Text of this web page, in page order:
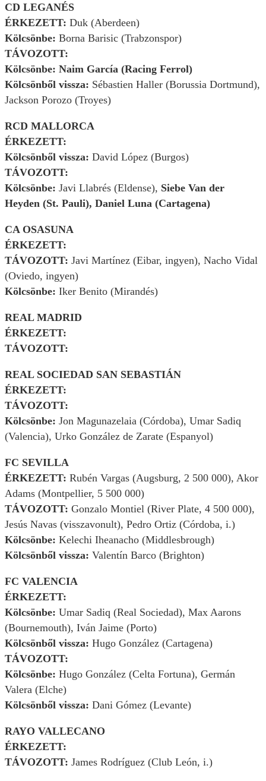
CD LEGANÉS
ÉRKEZETT: Duk (Aberdeen)
Kölcsönbe: Borna Barisic (Trabzonspor)
TÁVOZOTT:
Kölcsönbe: Naim García (Racing Ferrol)
Kölcsönből vissza: Sébastien Haller (Borussia Dortmund),
Jackson Porozo (Troyes)
RCD MALLORCA
ÉRKEZETT:
Kölcsönből vissza: David López (Burgos)
TÁVOZOTT:
Kölcsönbe: Javi Llabrés (Eldense), Siebe Van der
Heyden (St. Pauli), Daniel Luna (Cartagena)
CA OSASUNA
ÉRKEZETT:
TÁVOZOTT: Javi Martínez (Eibar, ingyen), Nacho Vidal
(Oviedo, ingyen)
Kölcsönbe: Iker Benito (Mirandés)
REAL MADRID
ÉRKEZETT:
TÁVOZOTT:
REAL SOCIEDAD SAN SEBASTIÁN
ÉRKEZETT:
TÁVOZOTT:
Kölcsönbe: Jon Magunazelaia (Córdoba), Umar Sadiq
(Valencia), Urko González de Zarate (Espanyol)
FC SEVILLA
ÉRKEZETT: Rubén Vargas (Augsburg, 2 500 000), Akor
Adams (Montpellier, 5 500 000)
TÁVOZOTT: Gonzalo Montiel (River Plate, 4 500 000),
Jesús Navas (visszavonult), Pedro Ortiz (Córdoba, i.)
Kölcsönbe: Kelechi Iheanacho (Middlesbrough)
Kölcsönből vissza: Valentín Barco (Brighton)
FC VALENCIA
ÉRKEZETT:
Kölcsönbe: Umar Sadiq (Real Sociedad), Max Aarons
(Bournemouth), Iván Jaime (Porto)
Kölcsönből vissza: Hugo González (Cartagena)
TÁVOZOTT:
Kölcsönbe: Hugo González (Celta Fortuna), Germán
Valera (Elche)
Kölcsönből vissza: Dani Gómez (Levante)
RAYO VALLECANO
ÉRKEZETT:
TÁVOZOTT: James Rodríguez (Club León, i.)